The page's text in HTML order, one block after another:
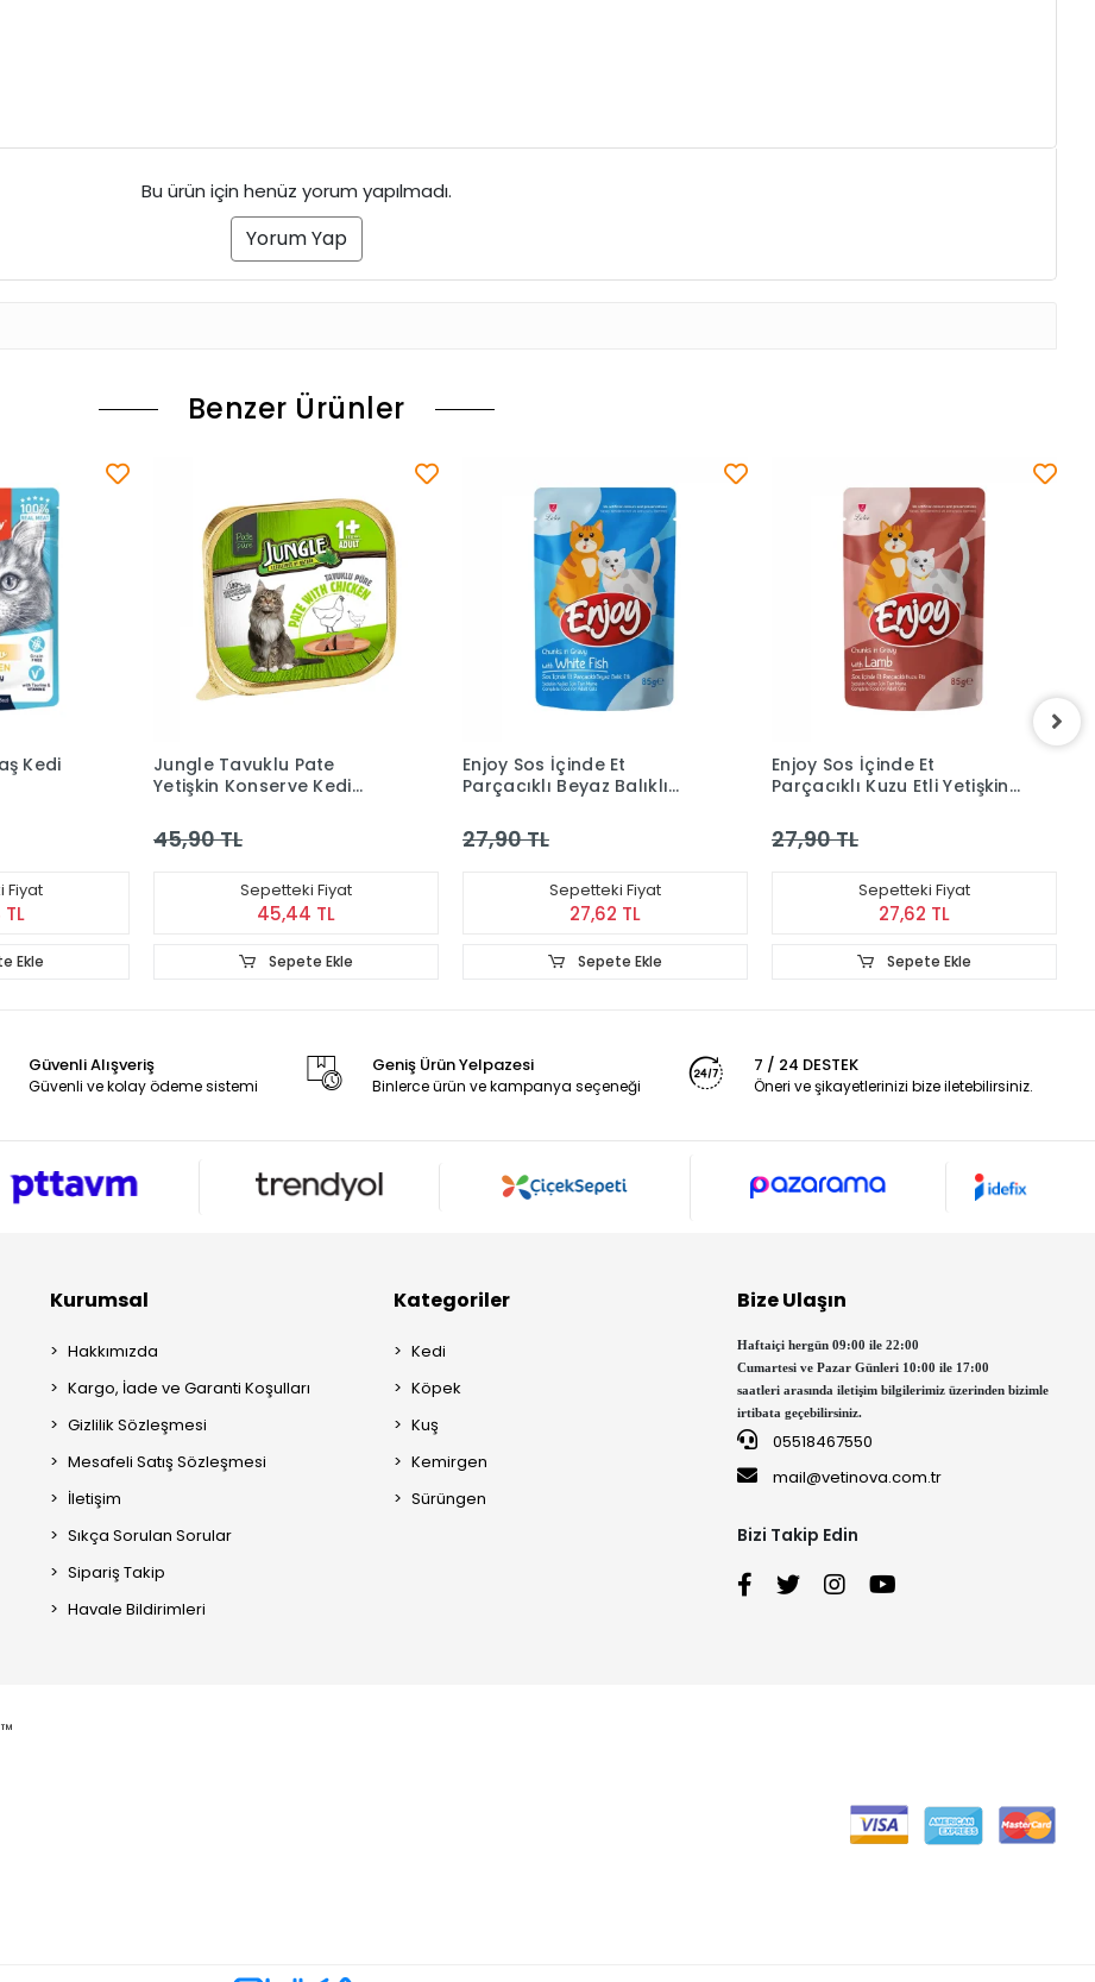
Bu ürün için henüz yorum yapılmadı.
Yorum Yap
Benzer Ürünler
Fiyat
Ekle
Enjoy Sos İçinde Et
Parçacıklı Beyaz Balıklı
(85 g)
27,90 TL
Sepetteki Fiyat
27,62 TL
Sepete Ekle
Enjoy Sos İçinde Et
Parçacıklı Kuzu Etli Yetişkin
27,90 TL
Sepetteki Fiyat
27,62 TL
Sepete Ekle
Enjoy Sos İçinde Et
Parçacıklı Tavuk Etli Yetişkin
27,90 TL
Sepetteki Fiyat
27,62 TL
Sepete Ekle
Güvenli Alışveriş
Güvenli ve kolay ödeme sistemi
Geniş Ürün Yelpazesi
Binlerce ürün ve kampanya seçeneği
7 / 24 DESTEK
Öneri ve şikayetlerinizi bize iletebilirsiniz.
Kurumsal
Hakkımızda
Kargo, İade ve Garanti Koşulları
Gizlilik Sözleşmesi
Mesafeli Satış Sözleşmesi
İletişim
Sıkça Sorulan Sorular
Sipariş Takip
Havale Bildirimleri
Kategoriler
Kedi
Köpek
Kuş
Kemirgen
Sürüngen
Bize Ulaşın
Haftaiçi hergün 09:00 ile 22:00
Cumartesi ve Pazar Günleri 10:00 ile 17:00
saatleri arasında iletişim bilgilerimiz üzerinden bizimle
irtibata geçebilirsiniz.
05518467550
mail@vetinova.com.tr
Bizi Takip Edin